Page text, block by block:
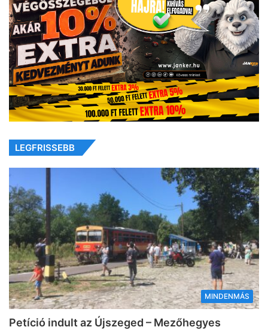
LEGFRISSEBB
MINDENMÁS
Petíció indult az Újszeged – Mezőhegyes